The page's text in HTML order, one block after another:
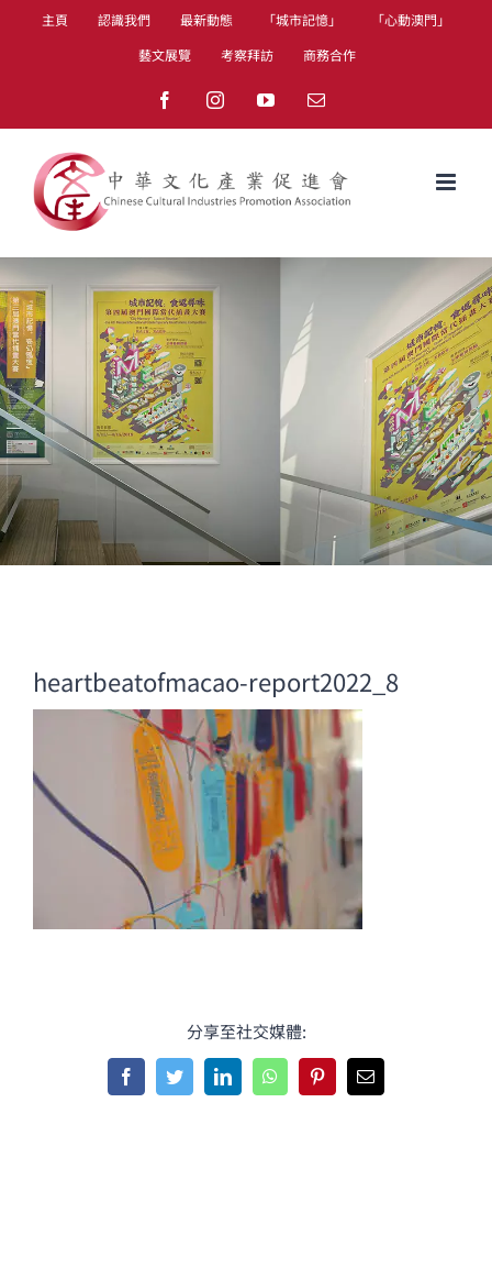
主頁 認識我們 最新動態 「城市記憶」
「心動澳門」
藝文展覽
考察拜訪 商務合作
FacebookInstagramYouTubeEmail
heartbeatofmacao-report2022_8
分享至社交媒體:
FacebookTwitterLinkedInWhatsAppPinterestEmail